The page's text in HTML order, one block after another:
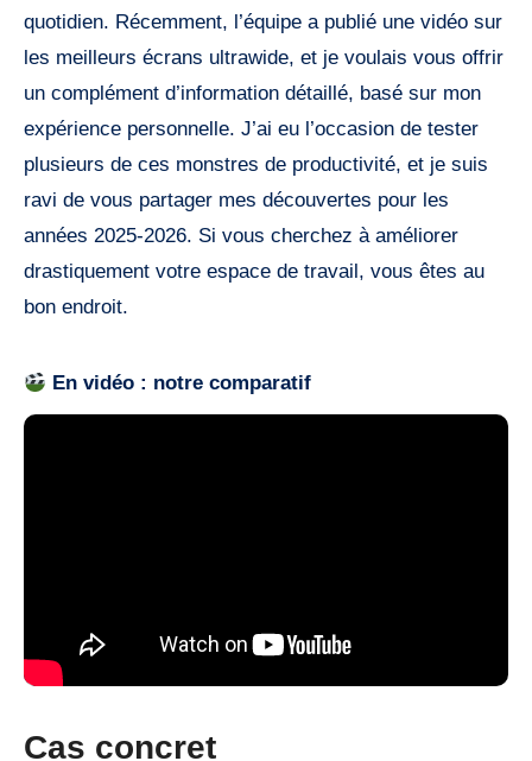
quotidien. Récemment, l’équipe a publié une vidéo sur
les meilleurs écrans ultrawide, et je voulais vous offrir
un complément d’information détaillé, basé sur mon
expérience personnelle. J’ai eu l’occasion de tester
plusieurs de ces monstres de productivité, et je suis
ravi de vous partager mes découvertes pour les
années 2025-2026. Si vous cherchez à améliorer
drastiquement votre espace de travail, vous êtes au
bon endroit.
En vidéo : notre comparatif
Cas concret